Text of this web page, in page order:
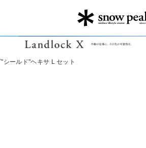
シールド"ヘキサ L セット